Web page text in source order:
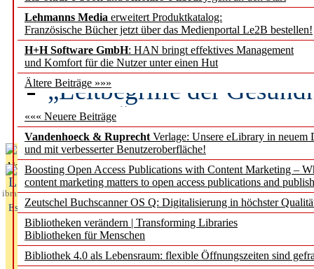
Lehmanns Media erweitert Produktkatalog:
Französische Bücher jetzt über das Medienportal Le2B bestellen!
H+H Software GmbH: HAN bringt effektives Management
und Komfort für die Nutzer unter einen Hut
Ältere Beiträge »»»
««« Neuere Beiträge
Vandenhoeck & Ruprecht Verlage: Unsere eLibrary in neuem
und mit verbesserter Benutzeroberfläche!
Boosting Open Access Publications with Content Marketing –
content marketing matters to open access publications and
Zeutschel Buchscanner OS Q: Digitalisierung in höchster
Bibliotheken verändern | Transforming Libraries
Bibliotheken für Menschen
Bibliothek 4.0 als Lebensraum: flexible Öffnungszeiten sind
Künstliche Intelligenz
besser zu verstehen
„Leitbegriffe der
des BIÖG erscheinen
Aktuelles aus
L
ibrary
Essentials